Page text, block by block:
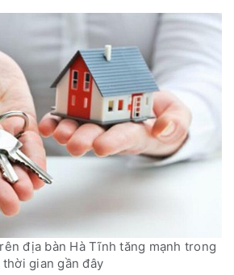
địa bàn Hà Tĩnh tăng mạnh trong
thời gian gần đây